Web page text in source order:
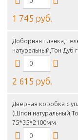
1 745 руб.
Доборная планка,
натуральный,Тон Дуб
2 615 руб.
Дверная коробка с
(Шпон
75*35*2100мм